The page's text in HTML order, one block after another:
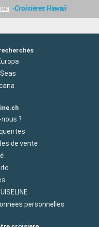
Croisières Hawaii
?
de vente
personnelles